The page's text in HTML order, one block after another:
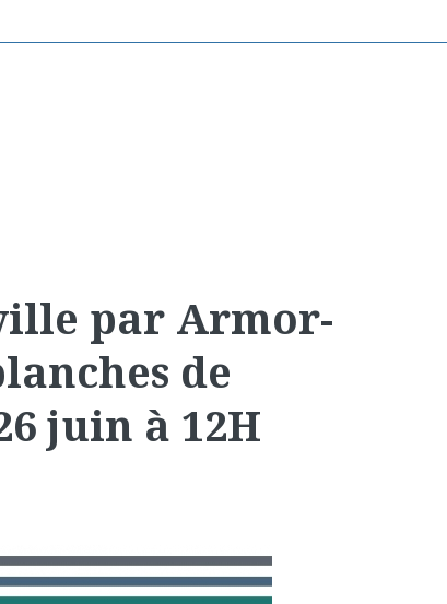
par Armor-
de
juin à 12H